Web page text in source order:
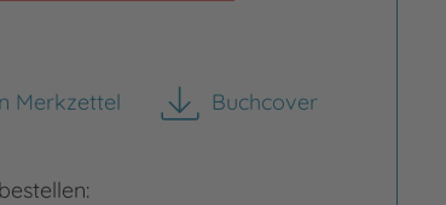
Merkzettel Buchcover
herunterladen